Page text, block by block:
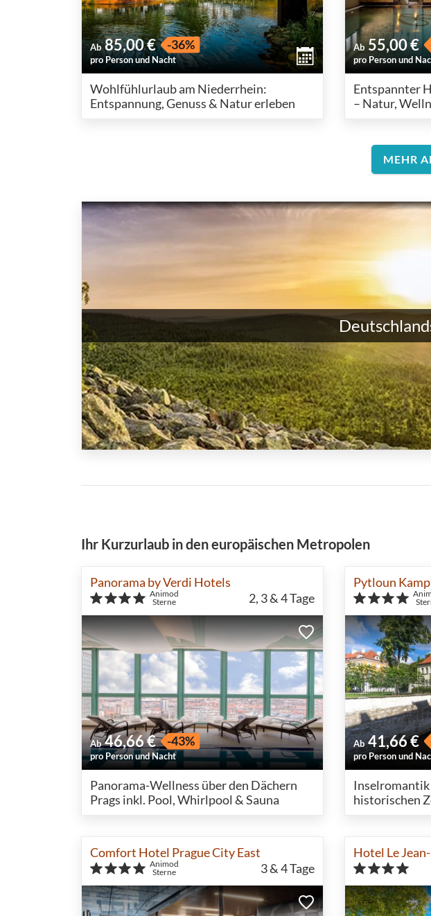
Ab 85,00 € -36%
pro Person und Nacht
Wohlfühlurlaub am Niederrhein:
Entspannung, Genuss & Natur erleben
Ab 55,00 €
pro Person und
Entspannter
– Natur,
MEHR
Ihr Kurzurlaub in den europäischen Metropolen
Panorama by Verdi Hotels
Animod
Sterne
2, 3 & 4Tage
Ab 46,66 € -43%
pro Person und Nacht
Panorama-Wellness über den Dächern
Prags inkl. Pool, Whirlpool & Sauna
Pytloun
Ab 41,66 €
pro Person und
Inselromantik
historischen
Comfort Hotel Prague City East
Animod
Sterne
3 & 4Tage
Hotel Le